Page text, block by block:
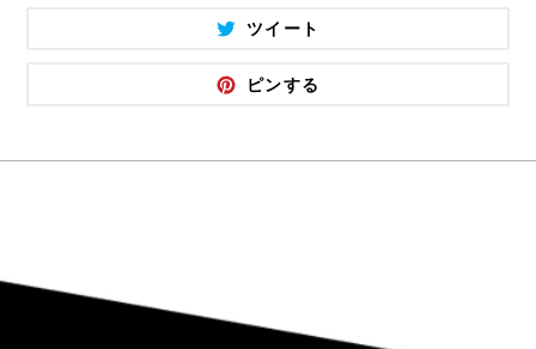
ェ
ア
ツイート
ピンする
る